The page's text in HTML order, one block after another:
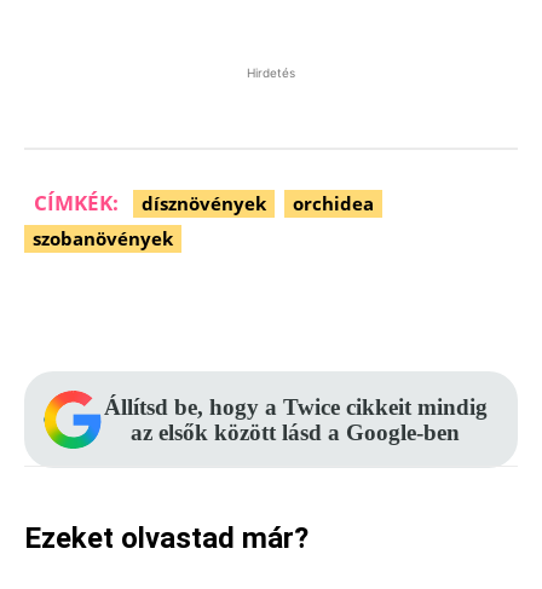
Hirdetés
CÍMKÉK: dísznövények
orchidea
szobanövények
Állítsd be, hogy a Twice cikkeit mindig
az elsők között lásd a Google-ben
Ezeket olvastad már?